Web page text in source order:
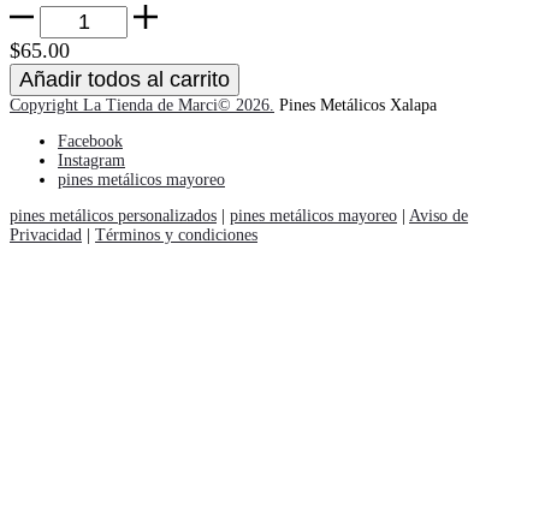
Pin
Sarcasmo
Star
Wars
cantidad
$65.00
Añadir todos al carrito
Copyright La Tienda de Marci© 2026. Pines Metálicos Xalapa
Facebook
Instagram
pines metálicos mayoreo
pines metálicos personalizados
pines metálicos mayoreo
Aviso de
Privacidad
Términos y condiciones